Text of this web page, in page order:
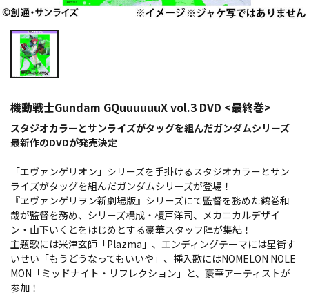
機動戦士Gundam GQuuuuuuX vol.3 DVD <最終巻>
スタジオカラーとサンライズがタッグを組んだガンダムシリーズ
最新作のDVDが発売決定
「エヴァンゲリオン」シリーズを手掛けるスタジオカラーとサン
ライズがタッグを組んだガンダムシリーズが登場！
『ヱヴァンゲリヲン新劇場版』シリーズにて監督を務めた鶴巻和
哉が監督を務め、シリーズ構成・榎戸洋司、メカニカルデザイ
ン・山下いくとをはじめとする豪華スタッフ陣が集結！
主題歌には米津玄師「Plazma」、エンディングテーマには星街す
いせい「もうどうなってもいいや」、挿入歌にはNOMELON NOLE
MON「ミッドナイト・リフレクション」と、豪華アーティストが
参加！